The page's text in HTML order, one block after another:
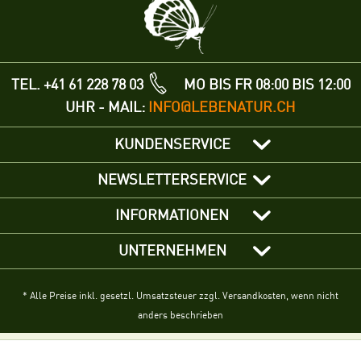
TEL. +41 61 228 78 03
MO BIS FR 08:00 BIS 12:00
UHR - MAIL: INFO@LEBENATUR.CH
KUNDENSERVICE
NEWSLETTERSERVICE
INFORMATIONEN
UNTERNEHMEN
* Alle Preise inkl. gesetzl. Umsatzsteuer zzgl. Versandkosten, wenn nicht
anders beschrieben